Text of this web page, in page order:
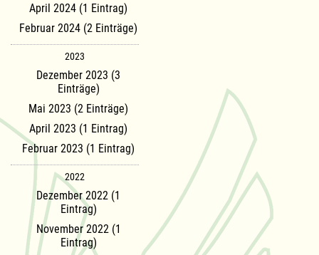
April 2024 (1 Eintrag)
Februar 2024 (2 Einträge)
2023
Dezember 2023 (3
Einträge)
Mai 2023 (2 Einträge)
April 2023 (1 Eintrag)
Februar 2023 (1 Eintrag)
2022
Dezember 2022 (1
Eintrag)
November 2022 (1
Eintrag)